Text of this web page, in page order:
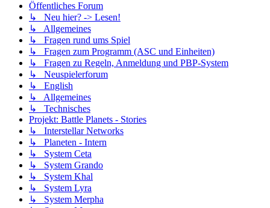
Öffentliches Forum
↳ Neu hier? -> Lesen!
↳ Allgemeines
↳ Fragen rund ums Spiel
↳ Fragen zum Programm (ASC und Einheiten)
↳ Fragen zu Regeln, Anmeldung und PBP-System
↳ Neuspielerforum
↳ English
↳ Allgemeines
↳ Technisches
Projekt: Battle Planets - Stories
↳ Interstellar Networks
↳ Planeten - Intern
↳ System Ceta
↳ System Grando
↳ System Khal
↳ System Lyra
↳ System Merpha